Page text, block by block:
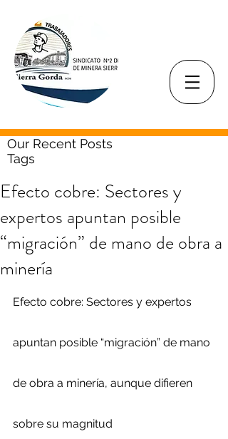
Our Recent Posts
Tags
Efecto cobre: Sectores y
expertos apuntan posible
“migración” de mano de obra a
minería
Efecto cobre: Sectores y expertos
apuntan posible “migración” de mano
de obra a minería, aunque difieren
sobre su magnitud